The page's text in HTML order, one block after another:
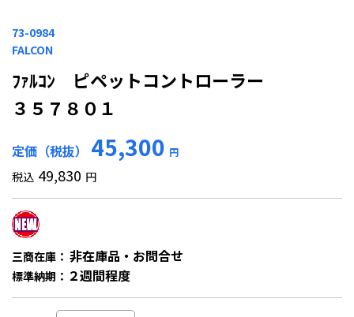
73-0984
FALCON
ﾌｧﾙｺﾝ ピペットコントローラー
３５７８０１
定価（税抜） 45,300 円
税込 49,830 円
三商在庫： 非在庫品・お問合せ
標準納期： ２週間程度